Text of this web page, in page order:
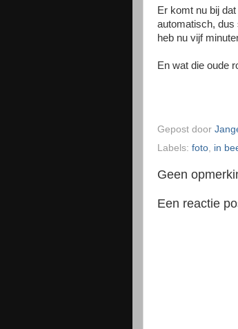
Er komt nu bij
automatisch, dus
heb nu vijf
En wat die oude
Gepost door
Labels: foto, in
Geen
Een reactie